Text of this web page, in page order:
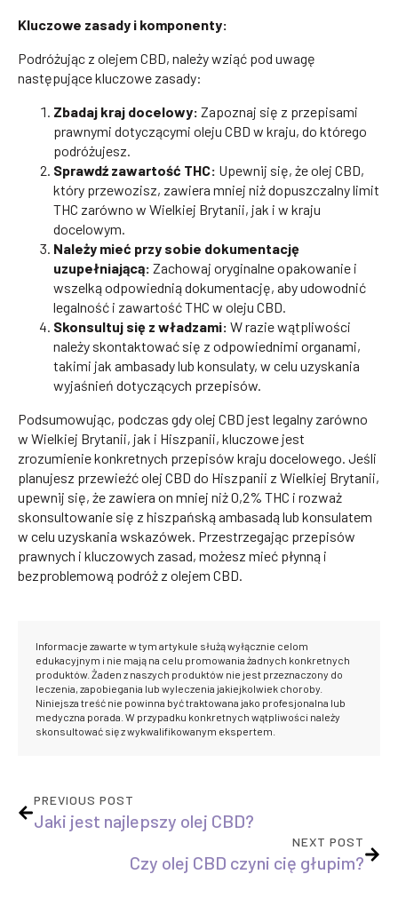
Kluczowe zasady i komponenty:
Podróżując z olejem CBD, należy wziąć pod uwagę
następujące kluczowe zasady:
Zbadaj kraj docelowy: Zapoznaj się z przepisami
prawnymi dotyczącymi oleju CBD w kraju, do którego
podróżujesz.
Sprawdź zawartość THC: Upewnij się, że olej CBD,
który przewozisz, zawiera mniej niż dopuszczalny limit
THC zarówno w Wielkiej Brytanii, jak i w kraju
docelowym.
Należy mieć przy sobie dokumentację
uzupełniającą: Zachowaj oryginalne opakowanie i
wszelką odpowiednią dokumentację, aby udowodnić
legalność i zawartość THC w oleju CBD.
Skonsultuj się z władzami: W razie wątpliwości
należy skontaktować się z odpowiednimi organami,
takimi jak ambasady lub konsulaty, w celu uzyskania
wyjaśnień dotyczących przepisów.
Podsumowując, podczas gdy olej CBD jest legalny zarówno
w Wielkiej Brytanii, jak i Hiszpanii, kluczowe jest
zrozumienie konkretnych przepisów kraju docelowego. Jeśli
planujesz przewieźć olej CBD do Hiszpanii z Wielkiej Brytanii,
upewnij się, że zawiera on mniej niż 0,2% THC i rozważ
skonsultowanie się z hiszpańską ambasadą lub konsulatem
w celu uzyskania wskazówek. Przestrzegając przepisów
prawnych i kluczowych zasad, możesz mieć płynną i
bezproblemową podróż z olejem CBD.
Informacje zawarte w tym artykule służą wyłącznie celom
edukacyjnym i nie mają na celu promowania żadnych konkretnych
produktów. Żaden z naszych produktów nie jest przeznaczony do
leczenia, zapobiegania lub wyleczenia jakiejkolwiek choroby.
Niniejsza treść nie powinna być traktowana jako profesjonalna lub
medyczna porada. W przypadku konkretnych wątpliwości należy
skonsultować się z wykwalifikowanym ekspertem.
PREVIOUS POST
Jaki jest najlepszy olej CBD?
NEXT POST
Czy olej CBD czyni cię głupim?